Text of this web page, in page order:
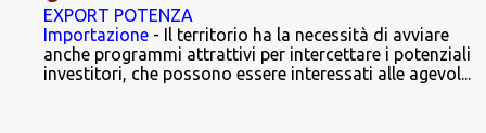
EXPORT POTENZA
Importazione - Il territorio ha la necessità di avviare
anche programmi attrattivi per intercettare i potenziali
investitori, che possono essere interessati alle agevol...